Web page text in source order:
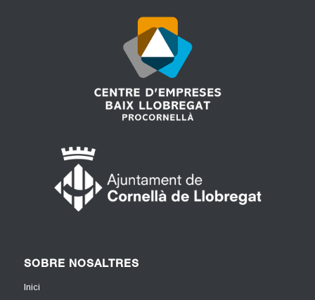
SOBRE NOSALTRES
Inici